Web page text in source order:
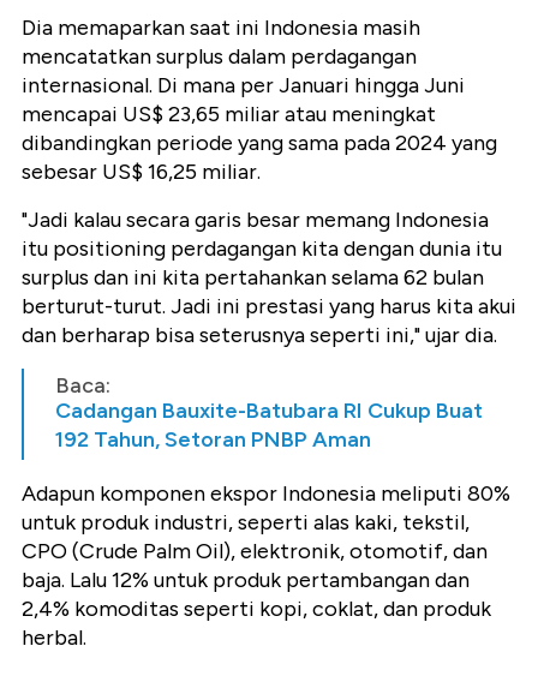
Dia memaparkan saat ini Indonesia masih
mencatatkan surplus dalam perdagangan
internasional. Di mana per Januari hingga Juni
mencapai US$ 23,65 miliar atau meningkat
dibandingkan periode yang sama pada 2024 yang
sebesar US$ 16,25 miliar.
"Jadi kalau secara garis besar memang Indonesia
itu positioning perdagangan kita dengan dunia itu
surplus dan ini kita pertahankan selama 62 bulan
berturut-turut. Jadi ini prestasi yang harus kita akui
dan berharap bisa seterusnya seperti ini," ujar dia.
Baca:
Cadangan Bauxite-Batubara RI Cukup Buat
192 Tahun, Setoran PNBP Aman
Adapun komponen ekspor Indonesia meliputi 80%
untuk produk industri, seperti alas kaki, tekstil,
CPO (Crude Palm Oil), elektronik, otomotif, dan
baja. Lalu 12% untuk produk pertambangan dan
2,4% komoditas seperti kopi, coklat, dan produk
herbal.